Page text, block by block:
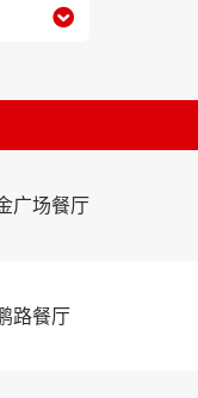

广场餐厅
路餐厅